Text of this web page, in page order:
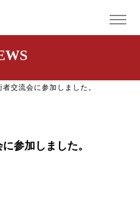
交流会に参加しました。
参加しました。